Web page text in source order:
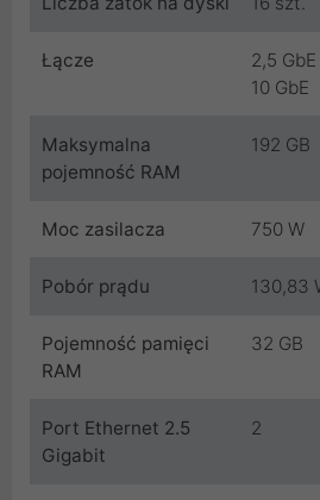
Łącze
2,5 GbE
10 GbE
Maksymalna
pojemność RAM
192 GB
Moc zasilacza 750 W
Pobór prądu 130,83
Pojemność pamięci
RAM
32 GB
Port Ethernet 2.5
Gigabit
2